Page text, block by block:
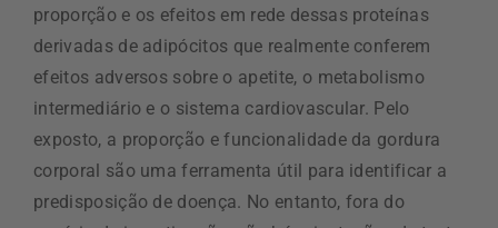
proporção e os efeitos em rede dessas proteínas
derivadas de adipócitos que realmente conferem
efeitos adversos sobre o apetite, o metabolismo
intermediário e o sistema cardiovascular. Pelo
exposto, a proporção e funcionalidade da gordura
corporal são uma ferramenta útil para identificar a
predisposição de doença. No entanto, fora do